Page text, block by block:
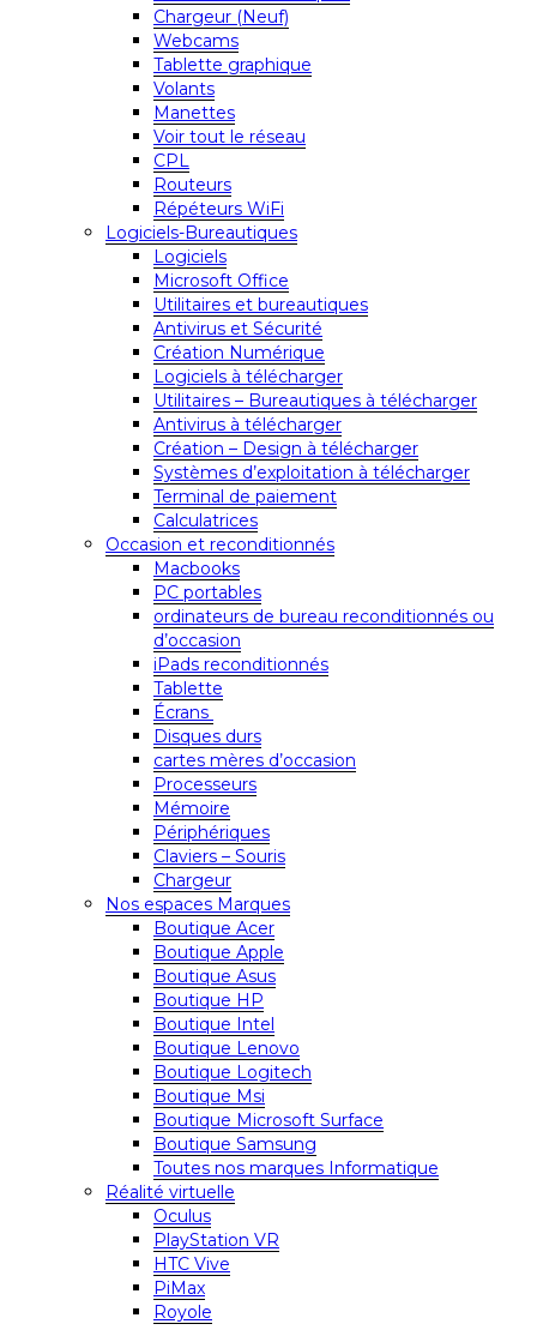
Chargeur (Neuf)
Webcams
Tablette graphique
Volants
Manettes
Voir tout le réseau
CPL
Routeurs
Répéteurs WiFi
Logiciels-Bureautiques
Logiciels
Microsoft Office
Utilitaires et bureautiques
Antivirus et Sécurité
Création Numérique
Logiciels à télécharger
Utilitaires – Bureautiques à télécharger
Antivirus à télécharger
Création – Design à télécharger
Systèmes d’exploitation à télécharger
Terminal de paiement
Calculatrices
Occasion et reconditionnés
Macbooks
PC portables
ordinateurs de bureau reconditionnés ou
d’occasion
iPads reconditionnés
Tablette
Écrans
Disques durs
cartes mères d’occasion
Processeurs
Mémoire
Périphériques
Claviers – Souris
Chargeur
Nos espaces Marques
Boutique Acer
Boutique Apple
Boutique Asus
Boutique HP
Boutique Intel
Boutique Lenovo
Boutique Logitech
Boutique Msi
Boutique Microsoft Surface
Boutique Samsung
Toutes nos marques Informatique
Réalité virtuelle
Oculus
PlayStation VR
HTC Vive
PiMax
Royole